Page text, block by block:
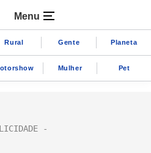
Menu
Rural Gente Planeta
Mulher Pet